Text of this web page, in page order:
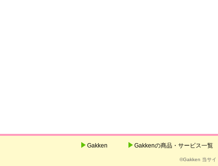
Gakken Gakkenの商品・サービス一覧
©Gakken 当サイ